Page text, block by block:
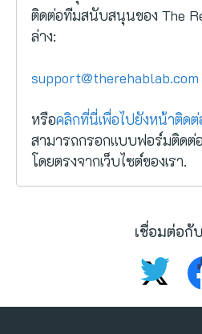
ติดต่อทีมสนับสนุนของ The
ล่าง:
support@therehablab.com
หรือคลิกที่นี่เพื่อไปยังหน้าติดต่
สามารถกรอกแบบฟอร์มติดต่อ
โดยตรงจากเว็บไซต์ของเรา.
เชื่อมต่อกั